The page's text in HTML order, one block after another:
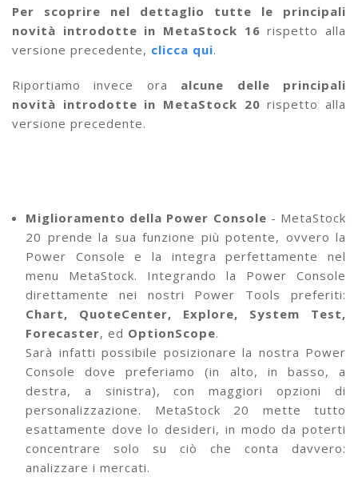
Per scoprire nel dettaglio tutte le principali
novità introdotte in MetaStock 16 rispetto alla
versione precedente, clicca qui.
Riportiamo invece ora alcune delle principali
novità introdotte in MetaStock 20 rispetto alla
versione precedente.
Miglioramento della Power Console - MetaStock
20 prende la sua funzione più potente, ovvero la
Power Console e la integra perfettamente nel
menu MetaStock. Integrando la Power Console
direttamente nei nostri Power Tools preferiti:
Chart, QuoteCenter, Explore, System Test,
Forecaster, ed OptionScope.
Sarà infatti possibile posizionare la nostra Power
Console dove preferiamo (in alto, in basso, a
destra, a sinistra), con maggiori opzioni di
personalizzazione. MetaStock 20 mette tutto
esattamente dove lo desideri, in modo da poterti
concentrare solo su ciò che conta davvero:
analizzare i mercati.